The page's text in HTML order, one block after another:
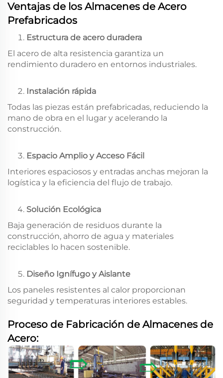
Ventajas de los Almacenes de Acero
Prefabricados
Estructura de acero duradera
El acero de alta resistencia garantiza un
rendimiento duradero en entornos industriales.
Instalación rápida
Todas las piezas están prefabricadas, reduciendo la
mano de obra en el lugar y acelerando la
construcción.
Espacio Amplio y Acceso Fácil
Interiores espaciosos y entradas anchas mejoran la
logística y la eficiencia del flujo de trabajo.
Solución Ecológica
Baja generación de residuos durante la
construcción, ahorro de agua y materiales
reciclables lo hacen sostenible.
Diseño Ignífugo y Aislante
Los paneles resistentes al calor proporcionan
seguridad y temperaturas interiores estables.
Proceso de Fabricación de Almacenes de
Acero: